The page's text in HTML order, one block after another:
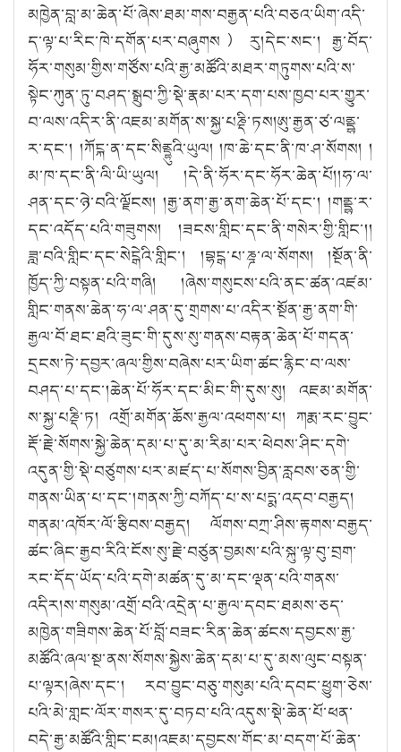
མཁྱེན་བླ་མ་ཆེན་པོ་ཞེས་ཐམ་གས་བརྒྱན་པའི་བཅའ་ཡིག་འདི་
ད་ལྟ་པ་རིང་ཁེ་དགོན་པར་བཞུགས）རུ།དེང་སང་། རྒྱ་བོད་
ཧོར་གསུམ་གྱིས་གཙོས་པའི་རྒྱ་མཚོའི་མཐར་གཏུགས་པའི་ས་
སྟེང་ཀུན་ཏུ་བཤད་སྒྲུབ་ཀྱི་སྡེ་རྣམ་པར་དག་པས་ཁྱབ་པར་གྱུར་
བ་ལས་འདིར་ནི་འཇམ་མགོན་ས་སྐྱ་པཎྡི་ཏས།ཨུ་རྒྱན་ཙ་ལནྡྷ་
ར་དང་། །ཀོངྐ་ན་དང་སིནྡྷུའི་ཡུལ། །ཁ་ཆེ་དང་ནི་ཁ་ཤ་སོགས། །
མ་ཁ་དང་ནི་ལི་ཡི་ཡུལ། །དེ་ནི་ཧོར་དང་ཧོར་ཆེན་པོ།།ཧ་ལ་
ཤན་དང་ཉེ་བའི་ལྗོངས། །རྒྱ་ནག་རྒྱ་ནག་ཆེན་པོ་དང་། །གནྡྷ་ར་
དང་འདོད་པའི་གཟུགས། །ཟངས་གླིང་དང་ནི་གསེར་གྱི་གླིང་།།
ཟླ་བའི་གླིང་དང་སེངྒེའི་གླིང་། །བྷངྒ་པ་ཎྜ་ལ་སོགས། །སྔོན་ནི་
ཁྱོད་ཀྱི་བསྟན་པའི་གཞི། །ཞེས་གསུངས་པའི་ནང་ཚན་འཛམ་
གླིང་གནས་ཆེན་ཧ་ལ་ཤན་དུ་གྲགས་པ་འདིར་སྔོན་རྒྱ་ནག་གི་
རྒྱལ་བོ་ཐང་ཐའི་ཟུང་གི་དུས་སུ་གནས་བརྟན་ཆེན་པོ་གདན་
དྲངས་ཏེ་དབྱར་ཞལ་གྱིས་བཞེས་པར་ཡིག་ཚང་རྙིང་བ་ལས་
བཤད་པ་དང་།ཆེན་པོ་ཧོར་དང་མིང་གི་དུས་སུ། འཇམ་མགོན་
ས་སྐྱ་པཎྡི་ཏ། འགྲོ་མགོན་ཆོས་རྒྱལ་འཕགས་པ། ཀརྨ་རང་བྱུང་
རྡོ་རྗེ་སོགས་སྐྱེ་ཆེན་དམ་པ་དུ་མ་རིམ་པར་ཕེབས་ཤིང་དགེ་
འདུན་གྱི་སྡེ་བཙུགས་པར་མཛད་པ་སོགས་བྱིན་རླབས་ཅན་གྱི་
གནས་ཡིན་པ་དང་།གནས་ཀྱི་བཀོད་པ་ས་པདྨ་འདབ་བརྒྱད།
གནམ་འཁོར་ལོ་རྩིབས་བརྒྱད། ལོགས་བཀྲ་ཤིས་རྟགས་བརྒྱད་
ཚང་ཞིང་རྒྱབ་རིའི་ངོས་སུ་རྗེ་བཙུན་བྱམས་པའི་སྐུ་ལྟ་བུ་བྲག་
རང་དོད་ཡོད་པའི་དགེ་མཚན་དུ་མ་དང་ལྡན་པའི་གནས་
འདིར།ས་གསུམ་འགྲོ་བའི་འདྲེན་པ་རྒྱལ་དབང་ཐམས་ཅད་
མཁྱེན་གཟིགས་ཆེན་པོ་བློ་བཟང་རིན་ཆེན་ཚངས་དབྱངས་རྒྱ་
མཚོའི་ཞལ་སྔ་ནས་སོགས་སྐྱེས་ཆེན་དམ་པ་དུ་མས་ལུང་བསྟན་
པ་ལྟར།ཞེས་དང་། རབ་བྱུང་བཅུ་གསུམ་པའི་དབང་ཕྱུག་ཅེས་
པའི་མེ་གླང་ལོར་གསར་དུ་བཏབ་པའི་འདུས་སྡེ་ཆེན་པོ་ཕན་
བདེ་རྒྱ་མཚོའི་གླིང་ངམ།འཇམ་དབྱངས་གོང་མ་བདག་པོ་ཆེན་